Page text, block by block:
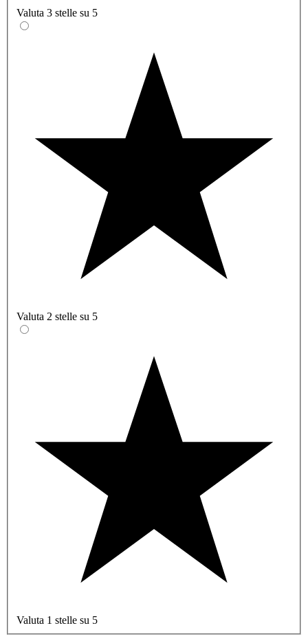
Valuta 3 stelle su 5
Valuta 2 stelle su 5
Valuta 1 stelle su 5